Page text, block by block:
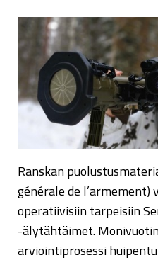
Ranskan
générale de
operatiivisiin tarpeisiin
-älytähtäimet.
arviointiprosessi